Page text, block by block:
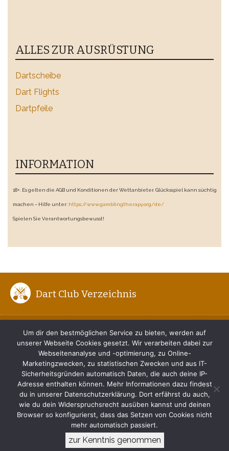
ALLES ZUR AUSRÜSTUNG
Dartscheibe
Dart Flights
Dartpfeile
INFORMATION
18+. Es gelten die AGB und Konditionen der Wettanbieter. Glücksspiel kann süchtig
machen – Hilfe unter: https://www.gamblingtherapy.org/de/
Spielen Sie Verantwortungsbewusst!
Dart Club Verzeichnis
DER RICHTIGE DARTWURF
TIPPS FÜR ANFÄNGER
IMPRESSUM
DATENSCHUTZERKLÄRUNG
© 2017-2026 www.dart-club.de. Alle Rechte vorbehalten.
Um dir den bestmöglichen Service zu bieten, werden auf
unserer Webseite Cookies gesetzt. Wir verarbeiten dabei zur
Webseitenanalyse und -optimierung, zu Online-
Marketingzwecken, zu statistischen Zwecken und aus IT-
Sicherheitsgründen automatisch Daten, die auch deine IP-
Adresse enthalten können. Mehr Informationen dazu findest
du in unserer Datenschutzerklärung. Dort erfährst du auch,
wie du dein Widerspruchsrecht ausüben kannst und deinen
Browser so konfigurierst, dass das Setzen von Cookies nicht
mehr automatisch passiert.
zur Kenntnis genommen